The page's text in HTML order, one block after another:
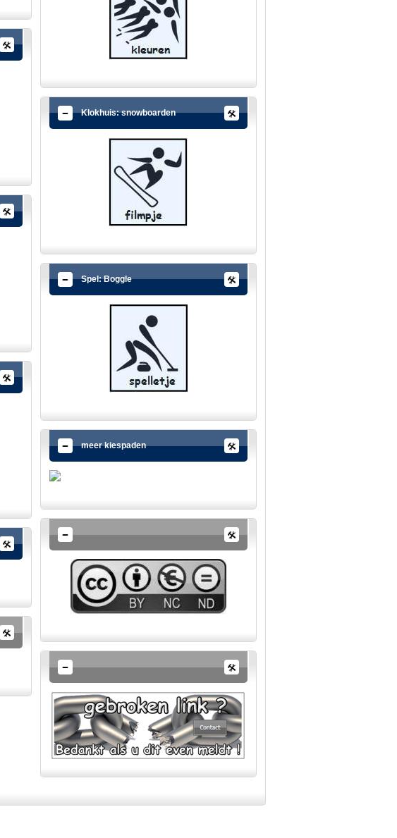
Klokhuis: snowboarden
Spel: Boggle
meer kiespaden